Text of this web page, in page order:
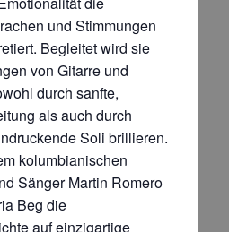
und Stimmungen
Begleitet wird sie
von Gitarre und
durch sanfte,
als auch durch
Soli brillieren.
kolumbianischen
Sänger Martin Romero
Beg die
auf einzigartige